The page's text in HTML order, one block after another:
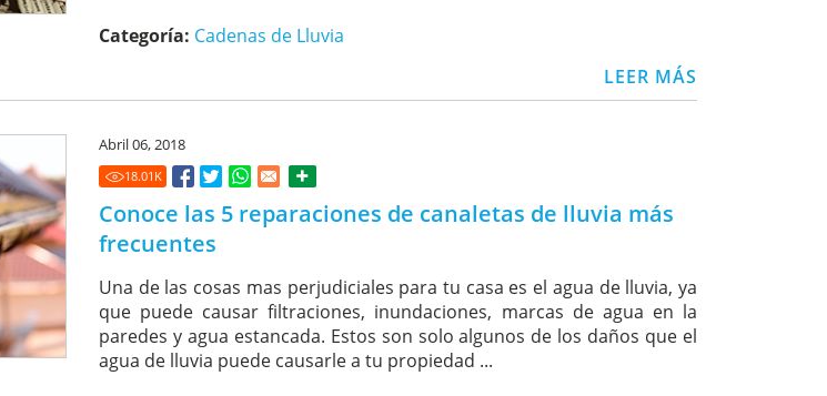
Categoría: Cadenas de Lluvia
LEER MÁS
Abril 06, 2018
18.01 K
Conoce las 5 reparaciones de canaletas de lluvia más
frecuentes
Una de las cosas mas perjudiciales para tu casa es el agua de lluvia, ya
que puede causar filtraciones, inundaciones, marcas de agua en la
paredes y agua estancada. Estos son solo algunos de los daños que el
agua de lluvia puede causarle a tu propiedad ...